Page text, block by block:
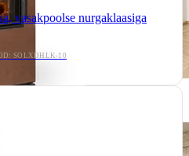
vasakpoolse nurgaklaasiga
SOLXDHLK-10